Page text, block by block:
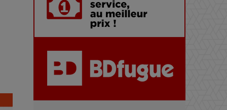
Quand l'Opéra Rencontre l'IA :
Lola Volonakis, l'Artiste du
Paradoxe qui Chante le Futur
Chien 51 - Quand l’IA prend le
pouvoir : une plongée dans un